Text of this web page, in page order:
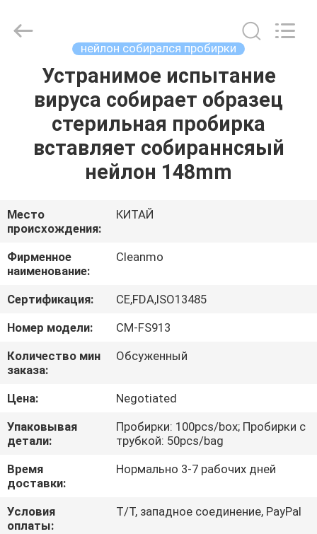
ДОМ
ПРОДУКТЫ
ПУТЕШЕСТВИЕ
ФАБРИКИ
ПРОВЕРКА
КАЧЕСТВА
СВЯЖИТЕСЬ
МЫ
НОВОСТИ
СПРОСИТЕ
ЦИТАТУ
нейлон собирался пробирки
Устранимое испытание
вируса собирает образец
стерильная пробирка
вставляет собираннсяый
нейлон 148mm
Место
происхождения:
КИТАЙ
Фирменное
наименование:
Cleanmo
Сертификация:
CE,FDA,ISO13485
Номер модели:
CM-FS913
Количество мин
заказа:
Обсуженный
Цена:
Negotiated
Упаковывая
детали:
Пробирки: 100pcs/box; Пробирки с
трубкой: 50pcs/bag
Время
доставки:
Нормально 3-7 рабочих дней
Условия
оплаты:
T/T, западное соединение, PayPal